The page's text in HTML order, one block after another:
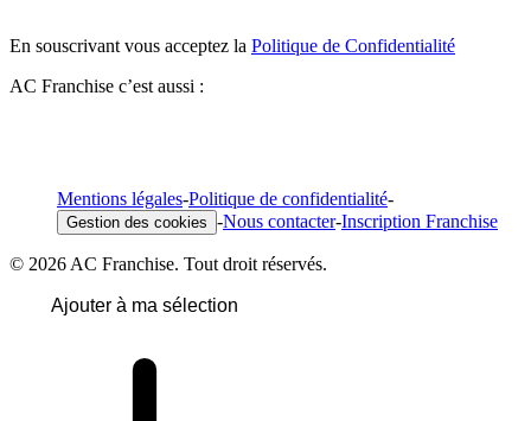
En souscrivant vous acceptez la Politique de Confidentialité
AC Franchise c’est aussi :
Mentions légales-Politique de confidentialité-
Gestion des cookies -Nous contacter-Inscription Franchise
© 2026 AC Franchise. Tout droit réservés.
Ajouter à ma sélection